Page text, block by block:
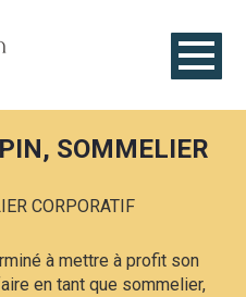
SOMMELIER
CORPORATIF
à mettre à profit son
en tant que sommelier,